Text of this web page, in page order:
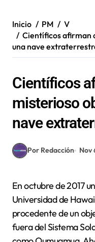
Inicio PM
V
Científicos afirman
una nave
Científicos
misterioso
nave
Por Redacción Nov
En octubre de 2017 un grupo de astrónomos de la
Universidad de
procedente de un
fuera del Sistema